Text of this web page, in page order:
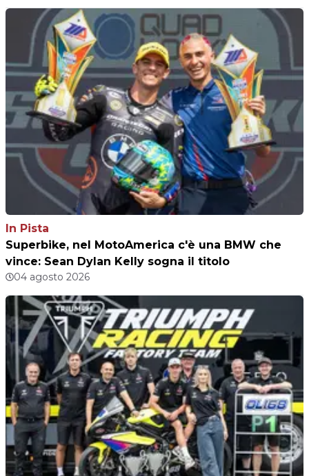
In Pista
Superbike, nel MotoAmerica c'è una BMW che
vince: Sean Dylan Kelly sogna il titolo
04 agosto 2026